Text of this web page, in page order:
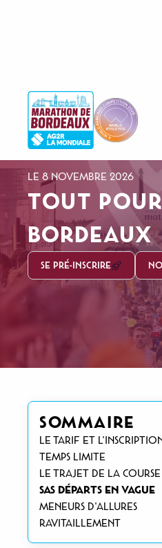
LE 8 NOVEMBRE 2026
TOUT
BORDEAUX
SE PRÉ-INSCRIRE
SOMMAIRE
le tarif et
temps limite
le trajet de la course
sas départs en vague
meneurs d'allures
ravitaillement